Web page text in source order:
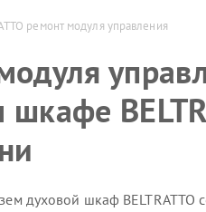
ремонт модуля управления
духовой шкаф BELTRATTO